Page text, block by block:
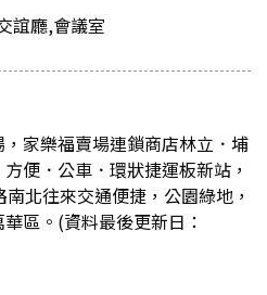
誼廳,會議室
家樂福賣場連鎖商店林立．埔
便．公車．環狀捷運板新站，
北往來交通便捷，公園綠地，
區。(資料最後更新日：